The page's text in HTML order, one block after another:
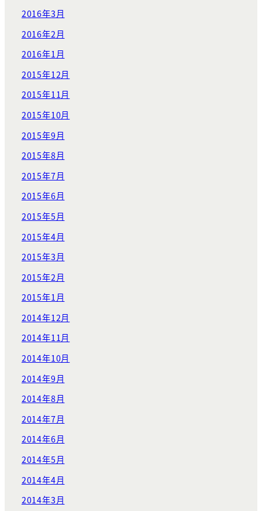
2016年3月
2016年2月
2016年1月
2015年12月
2015年11月
2015年10月
2015年9月
2015年8月
2015年7月
2015年6月
2015年5月
2015年4月
2015年3月
2015年2月
2015年1月
2014年12月
2014年11月
2014年10月
2014年9月
2014年8月
2014年7月
2014年6月
2014年5月
2014年4月
2014年3月